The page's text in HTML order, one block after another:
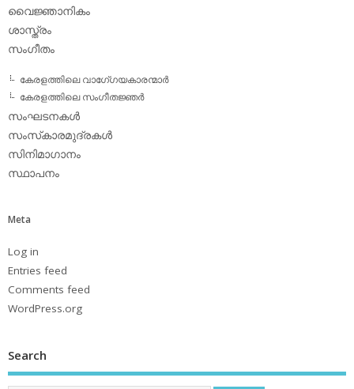
വൈജ്ഞാനികം
ശാസ്ത്രം
സംഗീതം
കേരളത്തിലെ വാഗേ്ഗയകാരന്മാര്‍
കേരളത്തിലെ സംഗീതജ്ഞര്‍
സംഘടനകള്‍
സംസ്‌കാരമുദ്രകള്‍
സിനിമാഗാനം
സ്ഥാപനം
Meta
Log in
Entries feed
Comments feed
WordPress.org
Search